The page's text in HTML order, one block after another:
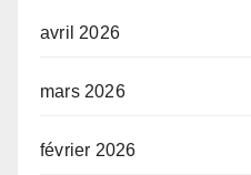
avril 2026
mars 2026
février 2026